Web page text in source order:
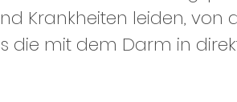
Krankheiten leiden,
die mit dem Darm in